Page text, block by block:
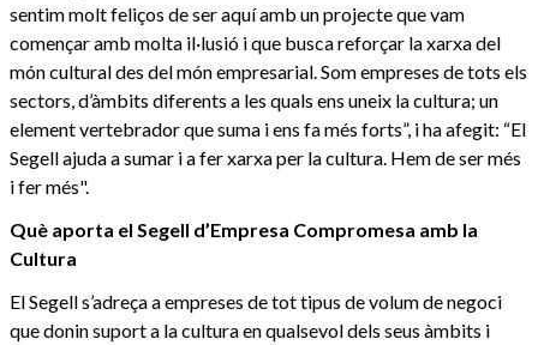
sentim molt feliços de ser aquí amb un projecte que vam
començar amb molta il·lusió i que busca reforçar la xarxa del
món cultural des del món empresarial. Som empreses de tots els
sectors, d’àmbits diferents a les quals ens uneix la cultura; un
element vertebrador que suma i ens fa més forts”, i ha afegit: “El
Segell ajuda a sumar i a fer xarxa per la cultura. Hem de ser més
i fer més".
Què aporta el Segell d’Empresa Compromesa amb la
Cultura
El Segell s’adreça a empreses de tot tipus de volum de negoci
que donin suport a la cultura en qualsevol dels seus àmbits i